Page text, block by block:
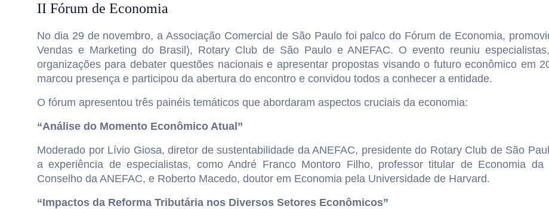
II Fórum de Economia
No dia 29 de novembro, a Associação Comercial de São Paulo foi palco do Fórum de Economia,
Vendas e Marketing do Brasil), Rotary Club de São Paulo e ANEFAC. O evento reuniu
organizações para debater questões nacionais e apresentar propostas visando o futuro econômico em
marcou presença e participou da abertura do encontro e convidou todos a conhecer a entidade.
O fórum apresentou três painéis temáticos que abordaram aspectos cruciais da economia:
“Análise do Momento Econômico Atual”
Moderado por Lívio Giosa, diretor de sustentabilidade da ANEFAC, presidente do Rotary Club de São
a experiência de especialistas, como André Franco Montoro Filho, professor titular de Economia da
Conselho da ANEFAC, e Roberto Macedo, doutor em Economia pela Universidade de Harvard.
“Impactos da Reforma Tributária nos Diversos Setores Econômicos”